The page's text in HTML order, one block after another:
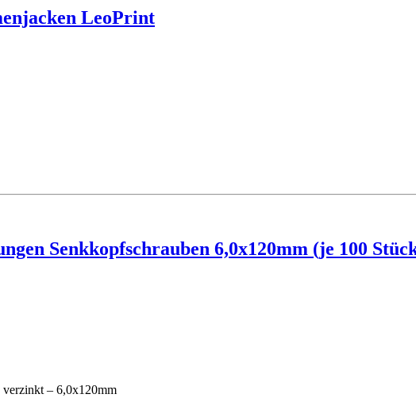
LeoPrint
Senkkopfschrauben 6,0x120mm (je 100
verzinkt – 6,0x120mm